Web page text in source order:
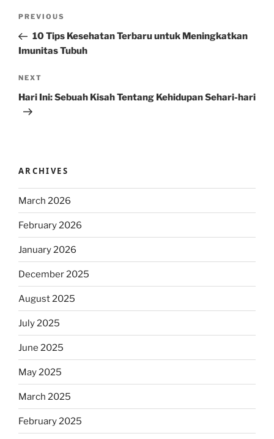
Previous
Post
PREVIOUS
10 Tips Kesehatan Terbaru untuk Meningkatkan
Imunitas Tubuh
Next
Post
NEXT
Hari Ini: Sebuah Kisah Tentang Kehidupan Sehari-hari
ARCHIVES
March 2026
February 2026
January 2026
December 2025
August 2025
July 2025
June 2025
May 2025
March 2025
February 2025